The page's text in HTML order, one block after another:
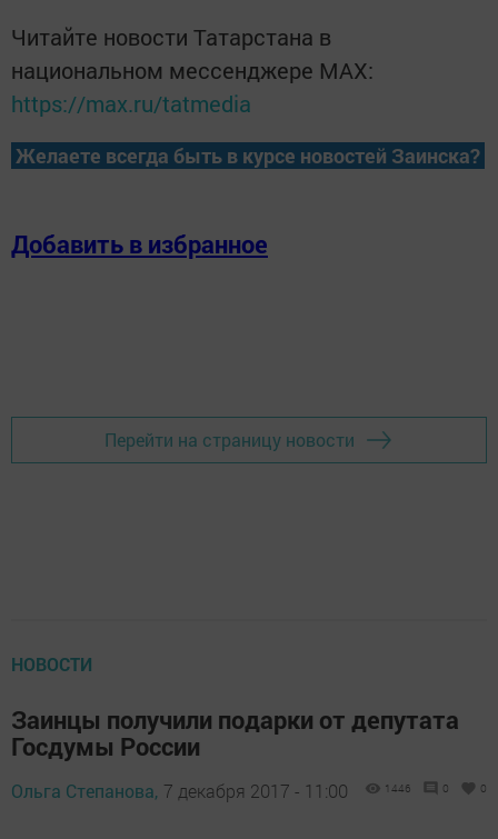
Читайте новости Татарстана в
национальном мессенджере MАХ:
https://max.ru/tatmedia
Желаете всегда быть в курсе новостей Заинска?
Добавить в избранное
Перейти на страницу новости
НОВОСТИ
Заинцы получили подарки от депутата
Госдумы России
Ольга Степанова, 7 декабря 2017 - 11:00 1446 0 0